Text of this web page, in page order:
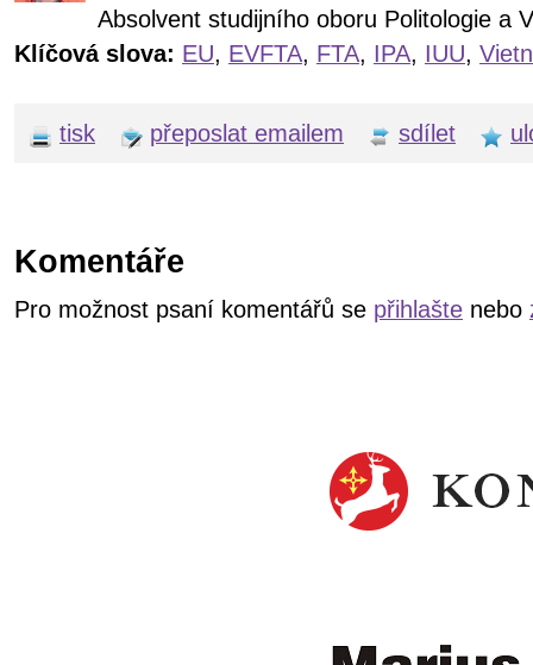
Absolvent studijního oboru Politologie a
Klíčová slova: EU, EVFTA, FTA, IPA, IUU,
tisk přeposlat emailem sdílet
Komentáře
Pro možnost psaní komentářů se přihlašte nebo